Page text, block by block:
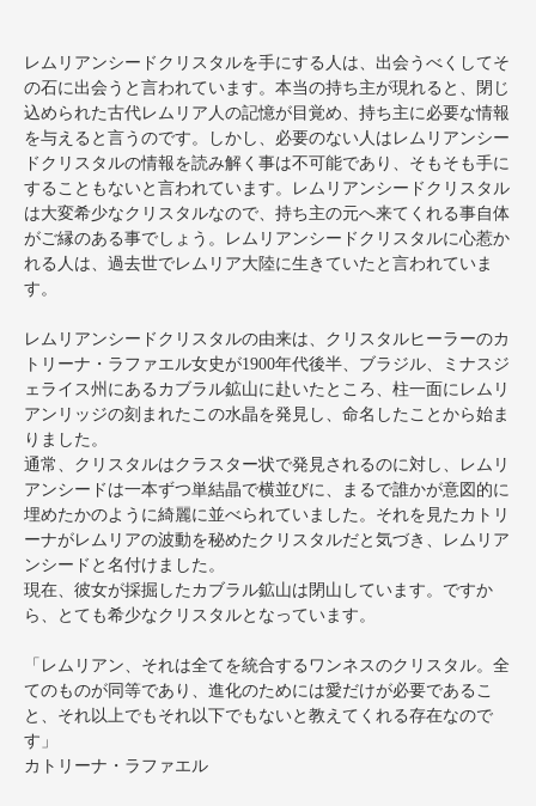
レムリアンシードクリスタルを手にする人は、出会うべくしてそ
の石に出会うと言われています。本当の持ち主が現れると、閉じ
込められた古代レムリア人の記憶が目覚め、持ち主に必要な情報
を与えると言うのです。しかし、必要のない人はレムリアンシー
ドクリスタルの情報を読み解く事は不可能であり、そもそも手に
することもないと言われています。レムリアンシードクリスタル
は大変希少なクリスタルなので、持ち主の元へ来てくれる事自体
がご縁のある事でしょう。レムリアンシードクリスタルに心惹か
れる人は、過去世でレムリア大陸に生きていたと言われていま
す。
レムリアンシードクリスタルの由来は、クリスタルヒーラーのカ
トリーナ・ラファエル女史が1900年代後半、ブラジル、ミナスジ
ェライス州にあるカブラル鉱山に赴いたところ、柱一面にレムリ
アンリッジの刻まれたこの水晶を発見し、命名したことから始ま
りました。
通常、クリスタルはクラスター状で発見されるのに対し、レムリ
アンシードは一本ずつ単結晶で横並びに、まるで誰かが意図的に
埋めたかのように綺麗に並べられていました。それを見たカトリ
ーナがレムリアの波動を秘めたクリスタルだと気づき、レムリア
ンシードと名付けました。
現在、彼女が採掘したカブラル鉱山は閉山しています。ですか
ら、とても希少なクリスタルとなっています。
「レムリアン、それは全てを統合するワンネスのクリスタル。全
てのものが同等であり、進化のためには愛だけが必要であるこ
と、それ以上でもそれ以下でもないと教えてくれる存在なので
す」
カトリーナ・ラファエル